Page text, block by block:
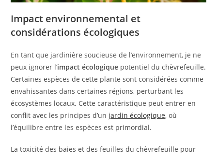
Impact environnemental et
considérations écologiques
En tant que jardinière soucieuse de l’environnement, je ne
peux ignorer l’impact écologique potentiel du chèvrefeuille.
Certaines espèces de cette plante sont considérées comme
envahissantes dans certaines régions, perturbant les
écosystèmes locaux. Cette caractéristique peut entrer en
conflit avec les principes d’un jardin écologique, où
l’équilibre entre les espèces est primordial.
La toxicité des baies et des feuilles du chèvrefeuille pour